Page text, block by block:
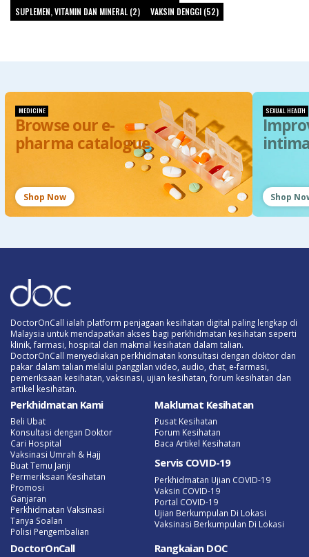
SUPLEMEN, VITAMIN DAN MINERAL (2)
VAKSIN DENGGI (52)
MEDICINE
Browse our e-
pharma catalogue
Shop Now
SEXUAL HEALTH
Shop
DoctorOnCall ialah platform penjagaan kesihatan digital paling lengkap di
Malaysia untuk mendapatkan akses bagi perkhidmatan kesihatan seperti
klinik, farmasi, hospital dan makmal kesihatan dalam talian.
DoctorOnCall menyediakan perkhidmatan konsultasi dengan doktor dan
pakar dalam talian melalui panggilan video, audio, chat, e-farmasi,
pemeriksaan kesihatan, vaksinasi, ujian kesihatan, forum kesihatan dan
artikel kesihatan.
Perkhidmatan Kami
Beli Ubat
Konsultasi dengan Doktor
Cari Hospital
Vaksinasi Umrah & Hajj
Buat Temu Janji
Permeriksaan Kesihatan
Promosi
Ganjaran
Perkhidmatan Vaksinasi
Tanya Soalan
Polisi Pengembalian
Maklumat Kesihatan
Pusat Kesihatan
Forum Kesihatan
Baca Artikel Kesihatan
Servis COVID-19
Perkhidmatan Ujian COVID-19
Vaksin COVID-19
Portal COVID-19
Ujian Berkumpulan Di Lokasi
Vaksinasi Berkumpulan Di Lokasi
DoctorOnCall Rangkaian DOC